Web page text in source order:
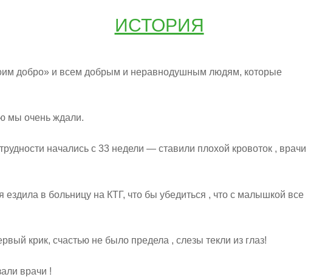
ИСТОРИЯ
добро» и всем добрым и неравнодушным людям, которые
мы очень ждали.
начались с 33 недели — ставили плохой кровоток , врачи
в больницу на КТГ, что бы убедиться , что с малышкой все
крик, счастью не было предела , слезы текли из глаз!
врачи !